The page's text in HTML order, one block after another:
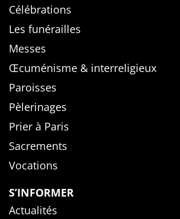
Célébrations
Les funérailles
Messes
Œcuménisme & interreligieux
Paroisses
Pèlerinages
Prier à Paris
Sacrements
Vocations
S’INFORMER
Actualités